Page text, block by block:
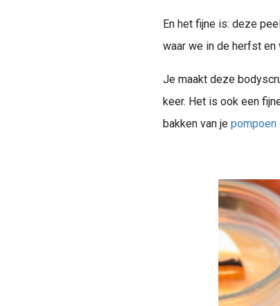
En het fijne is: deze
waar we in de herfst en
Je maakt deze
keer. Het is ook een
bakken van je pompoen